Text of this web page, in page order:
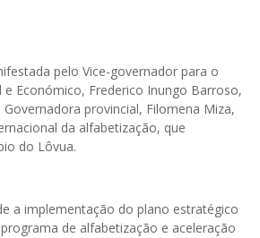
pelo Vice-governador para o
e Económico, Frederico Inungo Barroso,
provincial, Filomena Miza,
da alfabetização, que
do Lôvua.
a implementação do plano estratégico
de alfabetização e aceleração